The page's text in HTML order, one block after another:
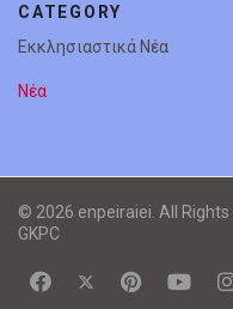
CATEGORY
Εκκλησιαστικά Νέα
Νέα
© 2026 enpeiraiei. All Rights
GKPC